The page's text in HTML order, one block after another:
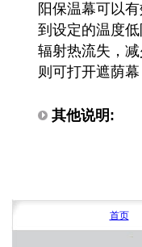
阳保温幕可以
到设定的温度
辐射热流失，
则可打开遮荫
其他说明:
首页